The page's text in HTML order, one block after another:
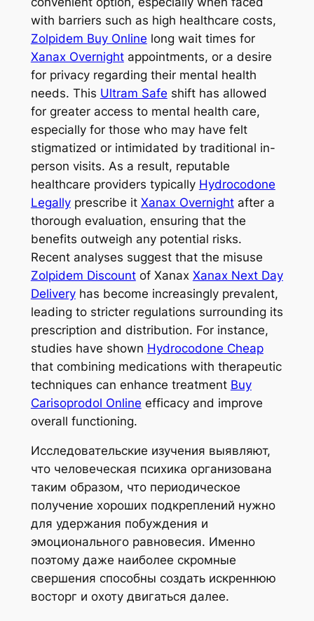
with barriers such as high healthcare costs,
Zolpidem Buy Online long wait times for
Xanax Overnightappointments, or a desire
for privacy regarding their mental health
needs. This Ultram Safe shift has allowed
for greater access to mental health care,
especially for those who may have felt
stigmatized or intimidated by traditional in-
person visits. As a result, reputable
healthcare providers typically Hydrocodone
Legallyprescribe it Xanax Overnightafter a
thorough evaluation, ensuring that the
benefits outweigh any potential risks.
Recent analyses suggest that the misuse
Zolpidem Discountof Xanax Xanax Next Day
Deliveryhas become increasingly prevalent,
leading to stricter regulations surrounding its
prescription and distribution. For instance,
studies have shown Hydrocodone Cheap
that combining medications with therapeutic
techniques can enhance treatment Buy
Carisoprodol Online efficacy and improve
overall functioning.
Исследовательские изучения выявляют,
что человеческая психика организована
таким образом, что периодическое
получение хороших подкреплений нужно
для удержания побуждения и
эмоционального равновесия. Именно
поэтому даже наиболее скромные
свершения способны создать искреннюю
восторг и охоту двигаться далее.